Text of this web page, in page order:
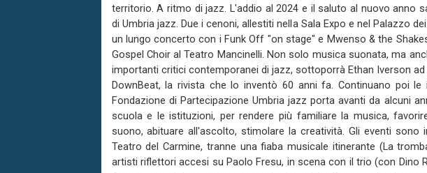
territorio. A ritmo di jazz. L'addio al 2024 e il saluto al nuovo anno
di Umbria jazz. Due i cenoni, allestiti nella Sala Expo e nel Palazzo
un lungo concerto con i Funk Off "on stage" e Mwenso & the
Gospel Choir al Teatro Mancinelli. Non solo musica suonata, ma
importanti critici contemporanei di jazz, sottoporrà Ethan Iverson
DownBeat, la rivista che lo inventò 60 anni fa. Continuano poi
Fondazione di Partecipazione Umbria jazz porta avanti da alcuni
scuola e le istituzioni, per rendere più familiare la musica,
suono, abituare all'ascolto, stimolare la creatività. Gli eventi sono
Teatro del Carmine, tranne una fiaba musicale itinerante (La
artisti riflettori accesi su Paolo Fresu, in scena con il trio (con Dino